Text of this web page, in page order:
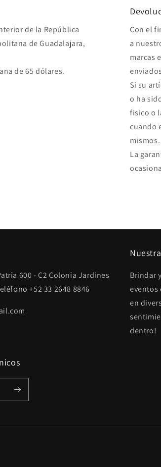
de la República
de Guadalajara,
de 65 dólares.
Con el
a
marcas
Si su
o ha
fisico o
cuando
mismos.
La
600 - C2 Colonia Jardines
+52 33 2648 8846
Brindar
eventos
en
dentro!